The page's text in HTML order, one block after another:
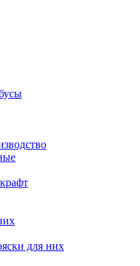
для них